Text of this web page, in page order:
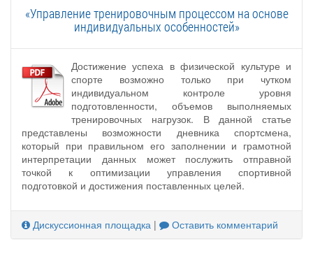
«Управление тренировочным процессом на основе
индивидуальных особенностей»
Достижение успеха в физической культуре и
спорте возможно только при чутком
индивидуальном контроле уровня
подготовленности, объемов выполняемых
тренировочных нагрузок. В данной статье
представлены возможности дневника спортсмена,
который при правильном его заполнении и грамотной
интерпретации данных может послужить отправной
точкой к оптимизации управления спортивной
подготовкой и достижения поставленных целей.
Дискуссионная площадка | Оставить комментарий